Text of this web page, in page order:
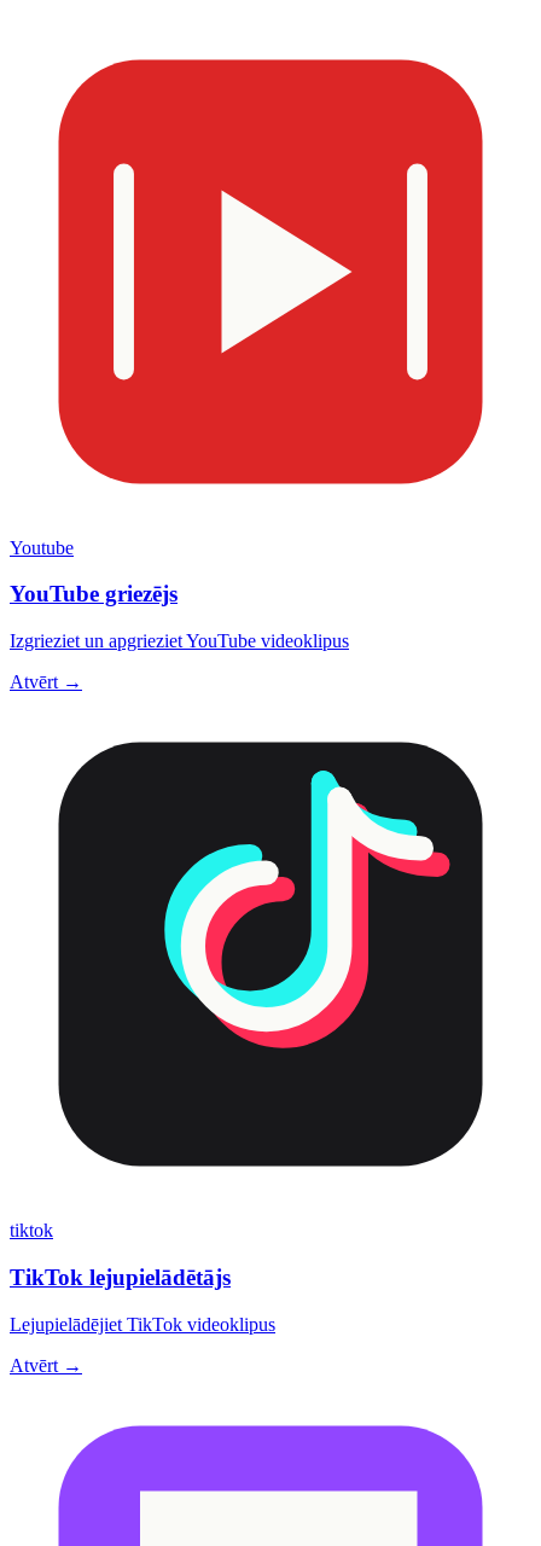
Youtube
YouTube griezējs
Izgrieziet un apgrieziet YouTube videoklipus
Atvērt →
tiktok
TikTok lejupielādētājs
Lejupielādējiet TikTok videoklipus
Atvērt →